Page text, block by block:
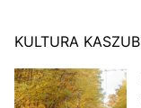
KULTURA KASZUB